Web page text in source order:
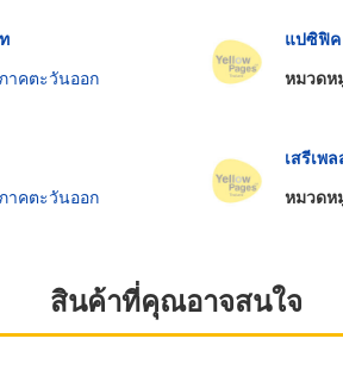
าคตะวันออก
แปซิฟิค
หมวดห
าคตะวันออก
เสรีเพ
หมวดห
สินค้าที่คุณอาจสนใจ